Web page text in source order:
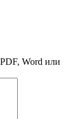
Word или